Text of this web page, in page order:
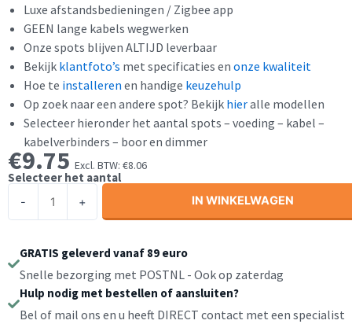
Luxe afstandsbedieningen / Zigbee app
GEEN lange kabels wegwerken
Onze spots blijven ALTIJD leverbaar
Bekijk klantfoto’s met specificaties en onze kwaliteit
Hoe te installeren en handige keuzehulp
Op zoek naar een andere spot? Bekijk hieralle modellen
Selecteer hieronder het aantal spots – voeding – kabel –
kabelverbinders – boor en dimmer
€9.75 Excl. BTW: €8.06
Selecteer het aantal
-
1W
vierkant
2700K
Warmwit
+ IN WINKELWAGEN
GRATIS geleverd vanaf 89 euro
Snelle bezorging met POSTNL - Ook op zaterdag
Hulp nodig met bestellen of aansluiten?
Bel of mail ons en u heeft DIRECT contact met een specialist